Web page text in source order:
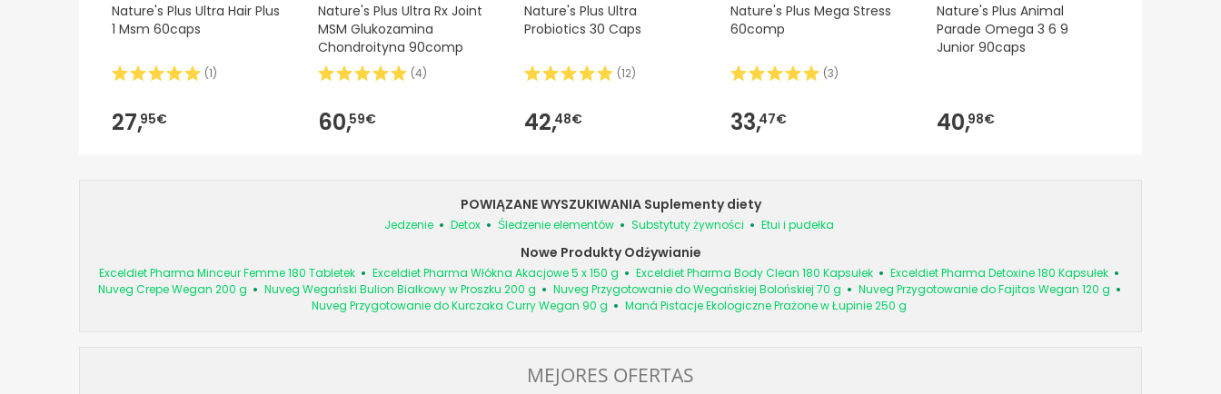
Nature's Plus Ultra Hair Plus
1 Msm 60caps
(1)
27,95€
Nature's Plus Ultra Rx Joint
MSM Glukozamina
Chondroityna 90comp
(4)
60,59€
Nature's Plus Ultra
Probiotics 30 Caps
(12)
42,48€
Nature's Plus Mega Stress
60comp
(3)
33,47€
Nature's Plus Animal
Parade Omega 3 6 9
Junior 90caps
40,98€
POWIĄZANE WYSZUKIWANIA Suplementy diety
Jedzenie Detox Śledzenie elementów Substytuty żywności Etui i pudełka
Nowe Produkty Odżywianie
Exceldiet Pharma Minceur Femme 180 Tabletek Exceldiet Pharma Włókna Akacjowe 5 x 150 g Exceldiet Pharma Body Clean 180 Kapsułek
Exceldiet Pharma Detoxine 180 Kapsułek
Nuveg Crepe Wegan 200 g
Nuveg Wegański Bulion Białkowy w Proszku 200 g Nuveg Przygotowanie do Wegańskiej Bolońskiej 70 g
Nuveg Przygotowanie do Fajitas Wegan 120 g
Nuveg Przygotowanie do Kurczaka Curry Wegan 90 g
Maná Pistacje Ekologiczne Prażone w Łupinie 250 g
MEJORES OFERTAS